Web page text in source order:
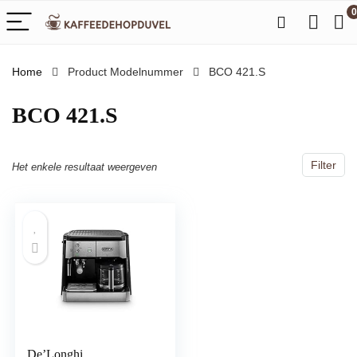
0
Home Product Modelnummer ‎BCO 421.S
‎BCO 421.S
Filter
Het enkele resultaat weergeven
De’Longhi